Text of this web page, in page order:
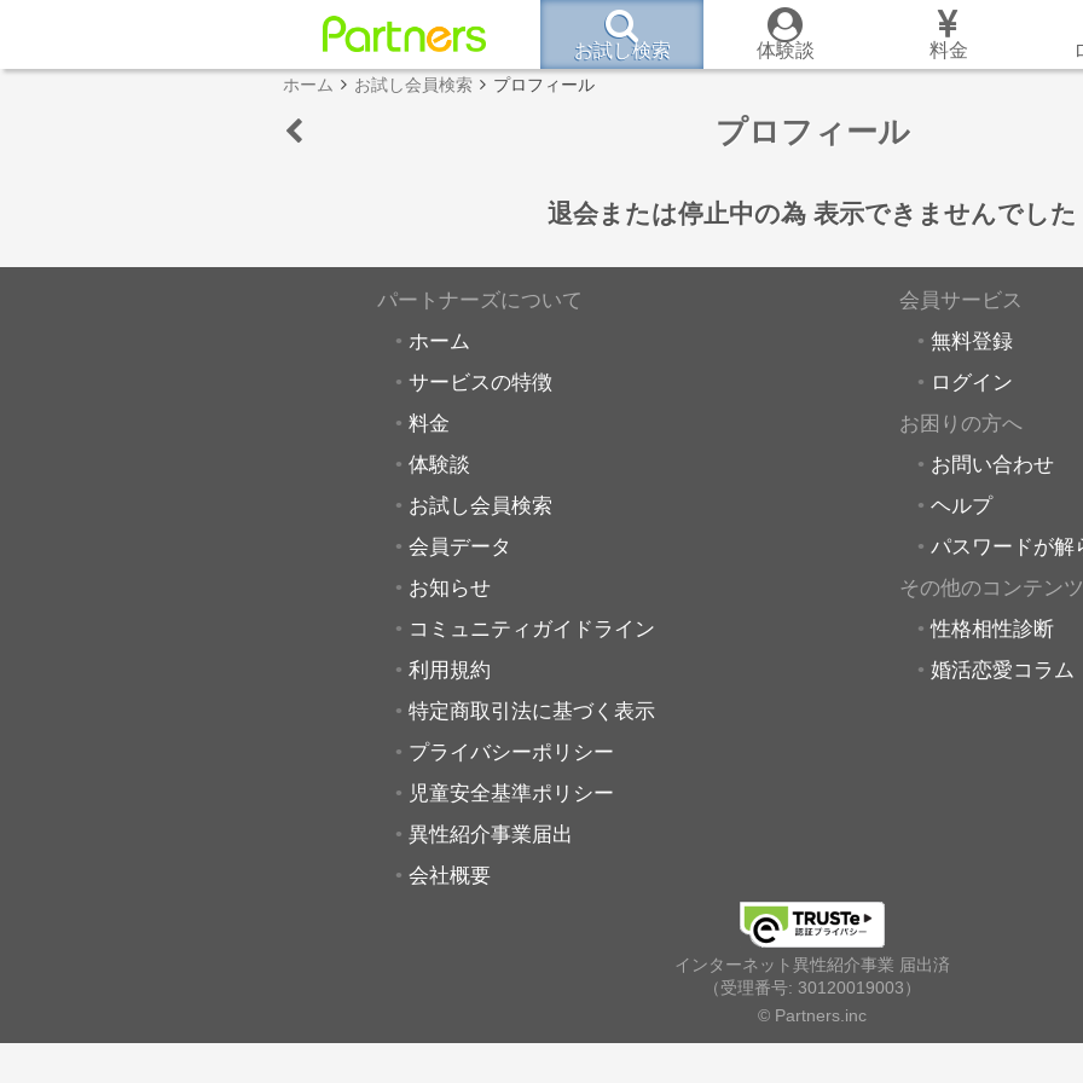
お試し検索 体験談 料金
ホーム お試し会員検索 プロフィール
プロフィール
退会または停止中の為 表示できませんでした
パートナーズについて
ホーム
サービスの特徴
料金
体験談
お試し会員検索
会員データ
お知らせ
コミュニティガイドライン
利用規約
特定商取引法に基づく表示
プライバシーポリシー
児童安全基準ポリシー
異性紹介事業届出
会社概要
会員サービス
無料登録
ログイン
お困りの方へ
お問い合わせ
ヘルプ
パスワードが解
その他のコンテンツ
性格相性診断
婚活恋愛コラム
インターネット異性紹介事業 届出済
（受理番号: 30120019003）
© Partners.inc